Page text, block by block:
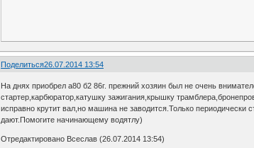
Поделиться26.07.2014 13:54
На днях приобрел а80 б2 86г. прежний хозяин был не очень
стартер,карбюратор,катушку зажигания,крышку
исправно крутит вал,но машина не заводится.Только
дают.Помогите начинающему водятлу)
Отредактировано Всеслав (26.07.2014 13:54)